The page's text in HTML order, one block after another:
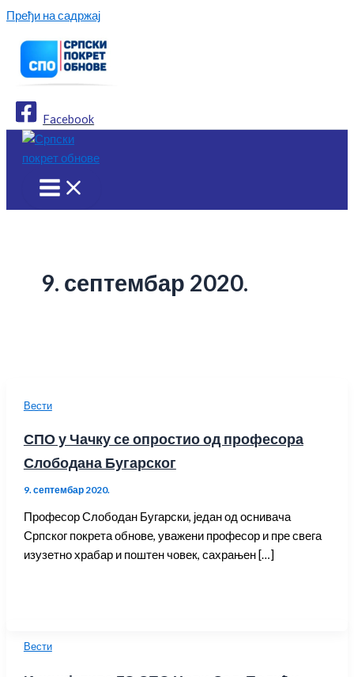
Пређи на садржај
Facebook
9. септембар 2020.
Вести
СПО у Чачку се опростио од професора
Слободана Бугарског
9. септембар 2020.
Професор Слободан Бугарски, један од оснивача
Српског покрета обнове, уважени професор и пре свега
изузетно храбар и поштен човек, сахрањен […]
Вести